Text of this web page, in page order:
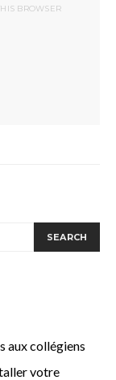
BROWSER
SEARCH
aux collégiens
votre